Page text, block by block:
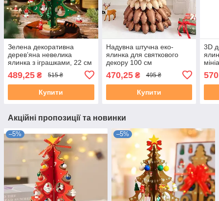
Зелена декоративна
дерев’яна невелика
ялинка з іграшками, 22 см
489,25 ₴ 515 ₴
Купити
Надувна штучна еко-
ялинка для святкового
декору 100 см
470,25₴ 495 ₴
Купити
3D
570
Акційні пропозиції та новинки
–5% –5%